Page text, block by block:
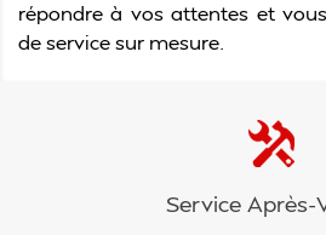
répondre à vos attentes et
de service sur mesure.
Service Après-